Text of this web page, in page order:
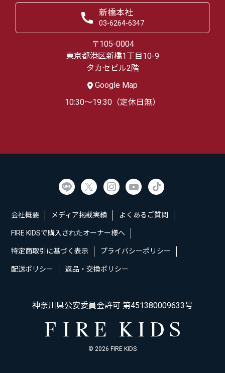
新橋本社
03-6264-6347
〒105-0004
東京都港区新橋1丁目10-9
タカセビル2階
Google Map
10:30～19:30（定休日無）
会社概要 メディア掲載実績 よくあるご質問
FIRE KIDSで購入されたオーナー様へ
特定商取引に基づく表示 プライバシーポリシー
配送ポリシー 返品・交換ポリシー
神奈川県公安委員会許可 第451380009633号
© 2026 FIRE KIDS